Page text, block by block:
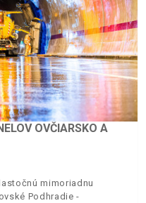
OVČIARSKO A
mimoriadnu
Podhradie -